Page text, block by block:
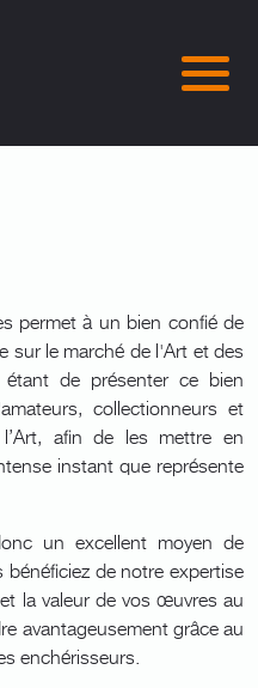
permet à un bien confié de
sur le marché de l'Art et des
de présenter ce bien
collectionneurs et
afin de les mettre en
instant que représente
un excellent moyen de
de notre expertise
la valeur de vos œuvres au
avantageusement grâce au
enchérisseurs.